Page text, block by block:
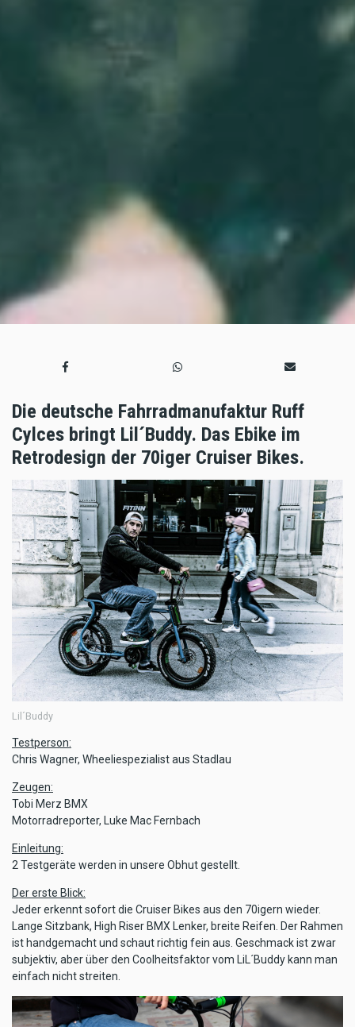
Die deutsche Fahrradmanufaktur Ruff
Cylces bringt Lil´Buddy. Das Ebike im
Retrodesign der 70iger Cruiser Bikes.
Lil´Buddy
Testperson:
Chris Wagner, Wheeliespezialist aus Stadlau
Zeugen:
Tobi Merz BMX
Motorradreporter, Luke Mac Fernbach
Einleitung:
2 Testgeräte werden in unsere Obhut gestellt.
Der erste Blick:
Jeder erkennt sofort die Cruiser Bikes aus den 70igern wieder.
Lange Sitzbank, High Riser BMX Lenker, breite Reifen. Der Rahmen
ist handgemacht und schaut richtig fein aus. Geschmack ist zwar
subjektiv, aber über den Coolheitsfaktor vom LiL´Buddy kann man
einfach nicht streiten.